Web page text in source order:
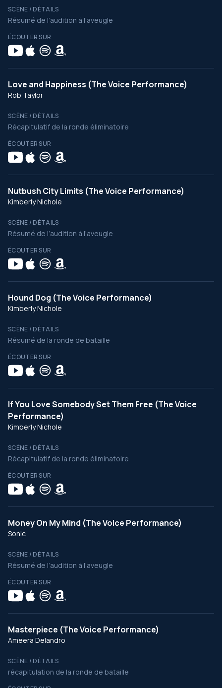
SCÈNE / DÉTAILS
Résumé de l’audition à l’aveugle
ÉCOUTER SUR
Love and Happiness (The Voice Performance)
Rob Taylor
SCÈNE / DÉTAILS
Récapitulatif de la ronde éliminatoire
ÉCOUTER SUR
Nutbush City Limits (The Voice Performance)
Kimberly Nichole
SCÈNE / DÉTAILS
Résumé de l’audition à l’aveugle
ÉCOUTER SUR
Hound Dog (The Voice Performance)
Kimberly Nichole
SCÈNE / DÉTAILS
Résumé de la ronde de bataille
ÉCOUTER SUR
If You Love Somebody Set Them Free (The Voice
Performance)
Kimberly Nichole
SCÈNE / DÉTAILS
Récapitulatif de la ronde éliminatoire
ÉCOUTER SUR
Money On My Mind (The Voice Performance)
Sonic
SCÈNE / DÉTAILS
Résumé de l’audition à l’aveugle
ÉCOUTER SUR
Masterpiece (The Voice Performance)
Ameera Delandro
SCÈNE / DÉTAILS
récapitulation de la ronde de bataille